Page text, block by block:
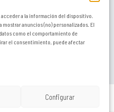
a la información del dispositivo.
mostrar anuncios (no) personalizados. El
como el comportamiento de
el consentimiento, puede afectar
Configurar
convencionales